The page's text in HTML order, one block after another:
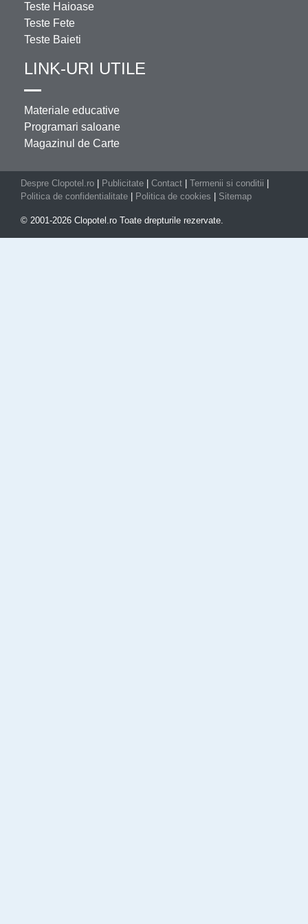
Teste Haioase
Teste Fete
Teste Baieti
LINK-URI UTILE
Materiale educative
Programari saloane
Magazinul de Carte
Despre Clopotel.ro Publicitate Contact Termenii si conditii
Politica de confidentialitate
Politica de cookies Sitemap
© 2001-2026 Clopotel.ro Toate drepturile rezervate.